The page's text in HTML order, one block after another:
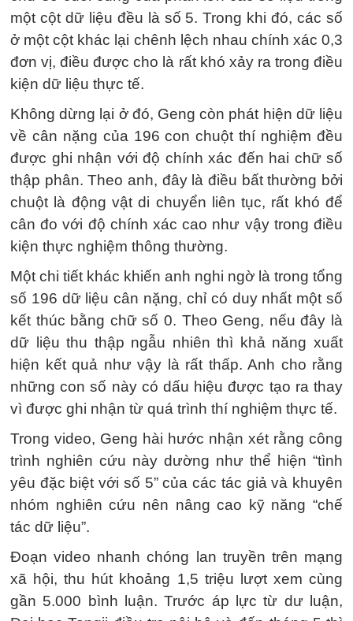
một cột dữ liệu đều là số 5. Trong khi đó, các số
ở một cột khác lại chênh lệch nhau chính xác 0,3
đơn vị, điều được cho là rất khó xảy ra trong điều
kiện dữ liệu thực tế.
Không dừng lại ở đó, Geng còn phát hiện dữ liệu
về cân nặng của 196 con chuột thí nghiệm đều
được ghi nhận với độ chính xác đến hai chữ số
thập phân. Theo anh, đây là điều bất thường bởi
chuột là động vật di chuyển liên tục, rất khó để
cân đo với độ chính xác cao như vậy trong điều
kiện thực nghiệm thông thường.
Một chi tiết khác khiến anh nghi ngờ là trong tổng
số 196 dữ liệu cân nặng, chỉ có duy nhất một số
kết thúc bằng chữ số 0. Theo Geng, nếu đây là
dữ liệu thu thập ngẫu nhiên thì khả năng xuất
hiện kết quả như vậy là rất thấp. Anh cho rằng
những con số này có dấu hiệu được tạo ra thay
vì được ghi nhận từ quá trình thí nghiệm thực tế.
Trong video, Geng hài hước nhận xét rằng công
trình nghiên cứu này dường như thể hiện “tình
yêu đặc biệt với số 5” của các tác giả và khuyên
nhóm nghiên cứu nên nâng cao kỹ năng “chế
tác dữ liệu”.
Đoạn video nhanh chóng lan truyền trên mạng
xã hội, thu hút khoảng 1,5 triệu lượt xem cùng
gần 5.000 bình luận. Trước áp lực từ dư luận,